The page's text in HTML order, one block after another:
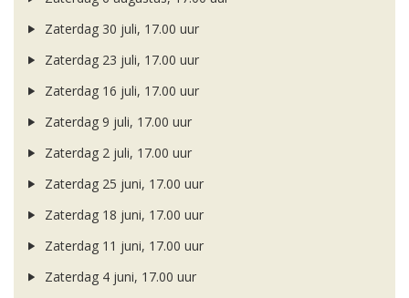
Zaterdag 30 juli, 17.00 uur
Zaterdag 23 juli, 17.00 uur
Zaterdag 16 juli, 17.00 uur
Zaterdag 9 juli, 17.00 uur
Zaterdag 2 juli, 17.00 uur
Zaterdag 25 juni, 17.00 uur
Zaterdag 18 juni, 17.00 uur
Zaterdag 11 juni, 17.00 uur
Zaterdag 4 juni, 17.00 uur